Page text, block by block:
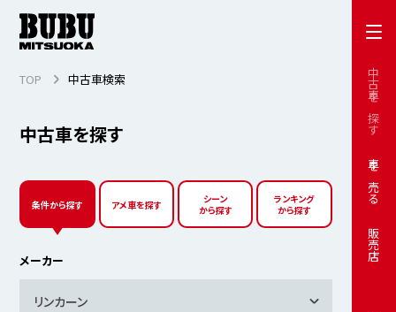
中古車を探す
車を売る
販売店
中古車を探す
TOP 中古車検索
条件から探す アメ車を探す
シーン
から探す
ランキング
から探す
メーカー
リンカーン